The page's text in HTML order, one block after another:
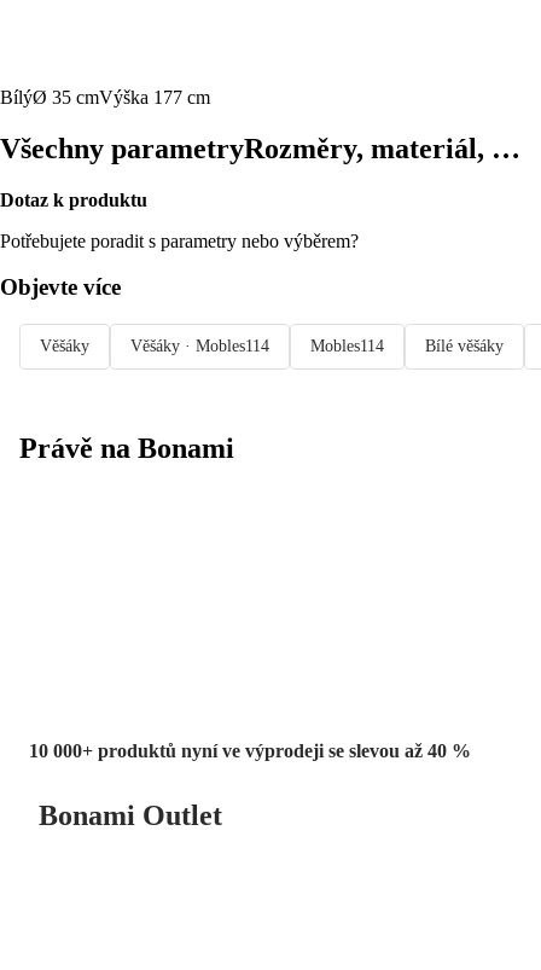
BílýØ 35 cmVýška 177 cm
Všechny parametryRozměry, materiál, …
Dotaz k produktu
Potřebujete poradit s parametry nebo výběrem?
Objevte více
Věšáky Věšáky · Mobles114 Mobles114 Bílé věšáky
Právě na Bonami
10 000+ produktů nyní ve výprodeji se slevou až 40 %
Bonami Outlet